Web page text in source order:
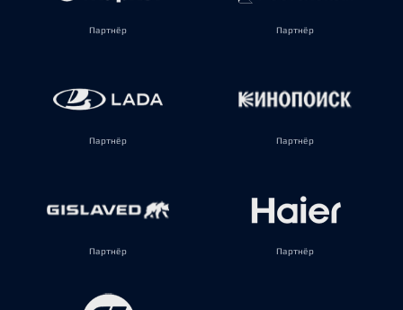
Партнёр Партнёр
Партнёр Партнёр
Партнёр Партнёр